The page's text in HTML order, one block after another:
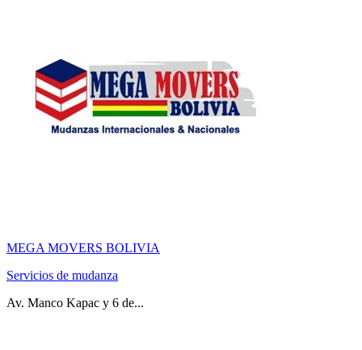
MEGA MOVERS BOLIVIA
Servicios de mudanza
Av. Manco Kapac y 6 de...